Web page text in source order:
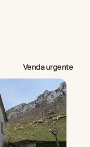
Venda urgente